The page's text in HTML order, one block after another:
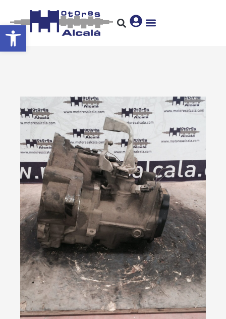
Abrir barra de herramientas